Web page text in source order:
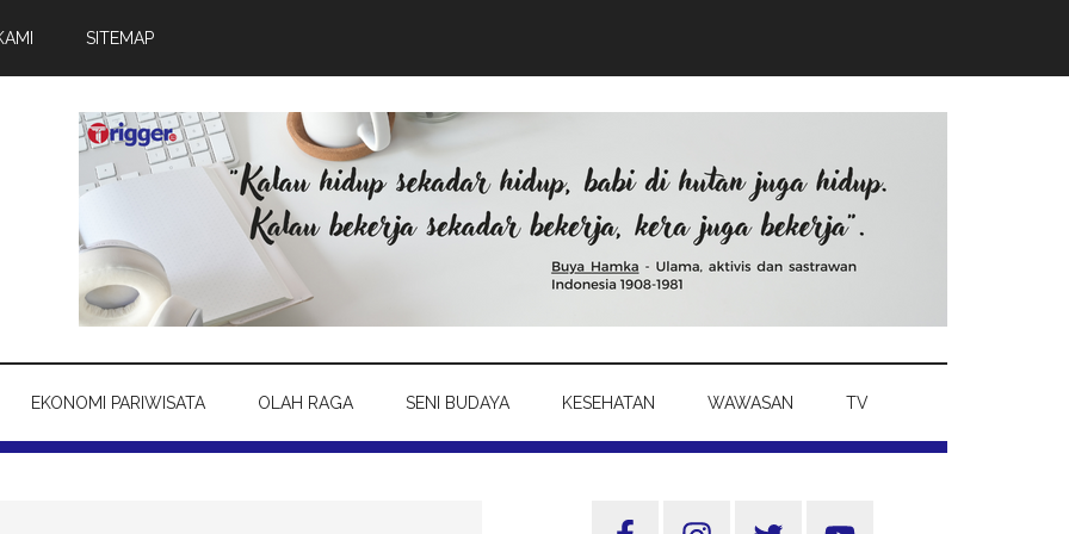
SITEMAP
EKONOMI PARIWISATA OLAH RAGA SENI BUDAYA KESEHATAN WAWASAN TV
Sidebar